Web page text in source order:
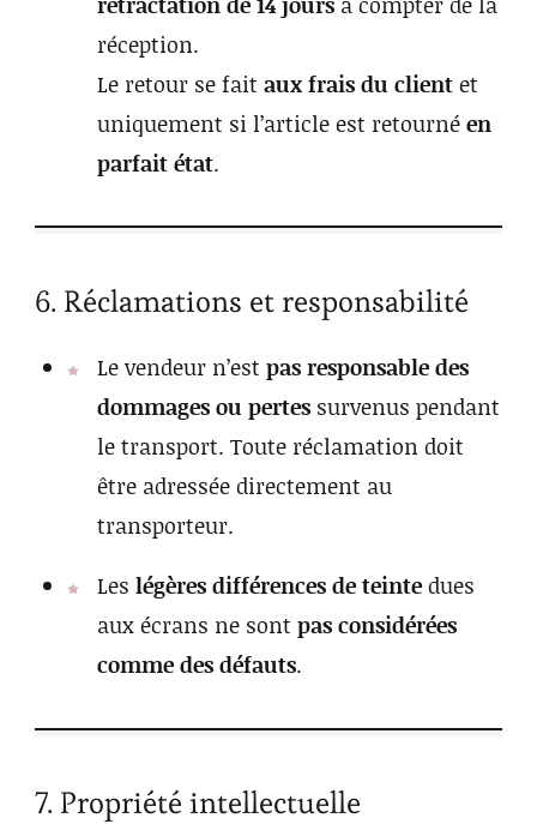
réception.
Le retour se fait aux frais du clientet
uniquement si l’article est retournéen
parfait état.
6. Réclamations et responsabilité
Le vendeur n’est pas responsable des
dommages ou pertessurvenus pendant
le transport. Toute réclamation doit
être adressée directement au
transporteur.
Les légères différences de teintedues
aux écrans ne sont pas considérées
comme des défauts.
7. Propriété intellectuelle